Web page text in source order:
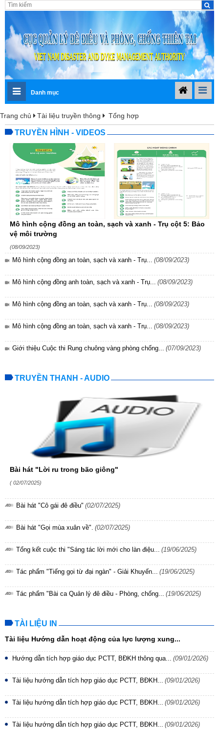
Danh mục
Trang chủ Tài liệu truyền thông Tổng hợp
TRUYỀN HÌNH - VIDEOS
Mô hình cộng đồng an toàn, sạch và xanh - Trụ cột 5: Bảo
vệ môi trường
(08/09/2023)
Mô hình cộng đồng an toàn, sạch và xanh - Trụ... (08/09/2023)
Mô hình cộng đồng anh toàn, sạch và xanh - Trụ... (08/09/2023)
Mô hình cộng đồng an toàn, sạch và xanh - Trụ... (08/09/2023)
Mô hình cộng đồng an toàn, sạch và xanh - Trụ... (08/09/2023)
Giới thiệu Cuộc thi Rung chuông vàng phòng chống... (07/09/2023)
TRUYỀN THANH - AUDIO
Bài hát "Lời ru trong bão giông"
( 02/07/2025)
Bài hát "Cô gái đê điều" (02/07/2025)
Bài hát "Gọi mùa xuân về". (02/07/2025)
Tổng kết cuộc thi "Sáng tác lời mới cho làn điệu... (19/06/2025)
Tác phẩm "Tiếng gọi từ đại ngàn" - Giải Khuyến... (19/06/2025)
Tác phẩm "Bài ca Quản lý đê điều - Phòng, chống... (19/06/2025)
TÀI LIỆU IN
Tài liệu Hướng dẫn hoạt động của lực lượng xung...
Hướng dẫn tích hợp giáo dục PCTT, BĐKH thông qua... (09/01/2026)
Tài liệu hướng dẫn tích hợp giáo dục PCTT, BĐKH... (09/01/2026)
Tài liệu hướng dẫn tích hợp giáo dục PCTT, BĐKH... (09/01/2026)
Tài liệu hướng dẫn tích hợp giáo dục PCTT, BĐKH... (09/01/2026)